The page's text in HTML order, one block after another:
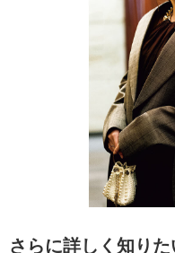
さらに詳しく知り